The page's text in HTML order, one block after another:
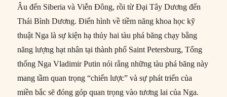
Âu đến Siberia và Viễn Đông, rồi từ Đại Tây Dương đến
Thái Bình Dương. Điển hình về tiềm năng khoa học kỹ
thuật Nga là sự kiện hạ thủy hai tàu phá băng chạy bằng
năng lượng hạt nhân tại thành phố Saint Petersburg, Tổng
thống Nga Vladimir Putin nói rằng những tàu phá băng này
mang tầm quan trọng “chiến lược” và sự phát triển của
miền bắc sẽ đóng góp quan trọng vào tương lai của Nga.